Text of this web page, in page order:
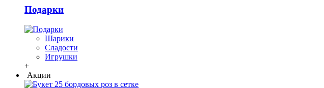
Подарки
Шарики
Сладости
Игрушки
+
Акции